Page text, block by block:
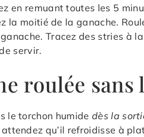
en remuant toutes les 5
la moitié de la ganache.
Tracez des stries à
servir.
roulée sans
le torchon humide dès la
qu’il refroidisse à